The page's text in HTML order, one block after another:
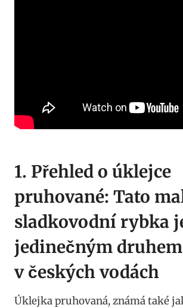
1. Přehled ⁣o úklejce
pruhované: Tato
sladkovodní ⁣rybka
jedinečným
‌v českých vodách
Úklejka pruhovaná, známá ‍také‍